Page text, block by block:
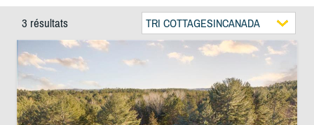
3 résultats TRI COTTAGESINCANADA